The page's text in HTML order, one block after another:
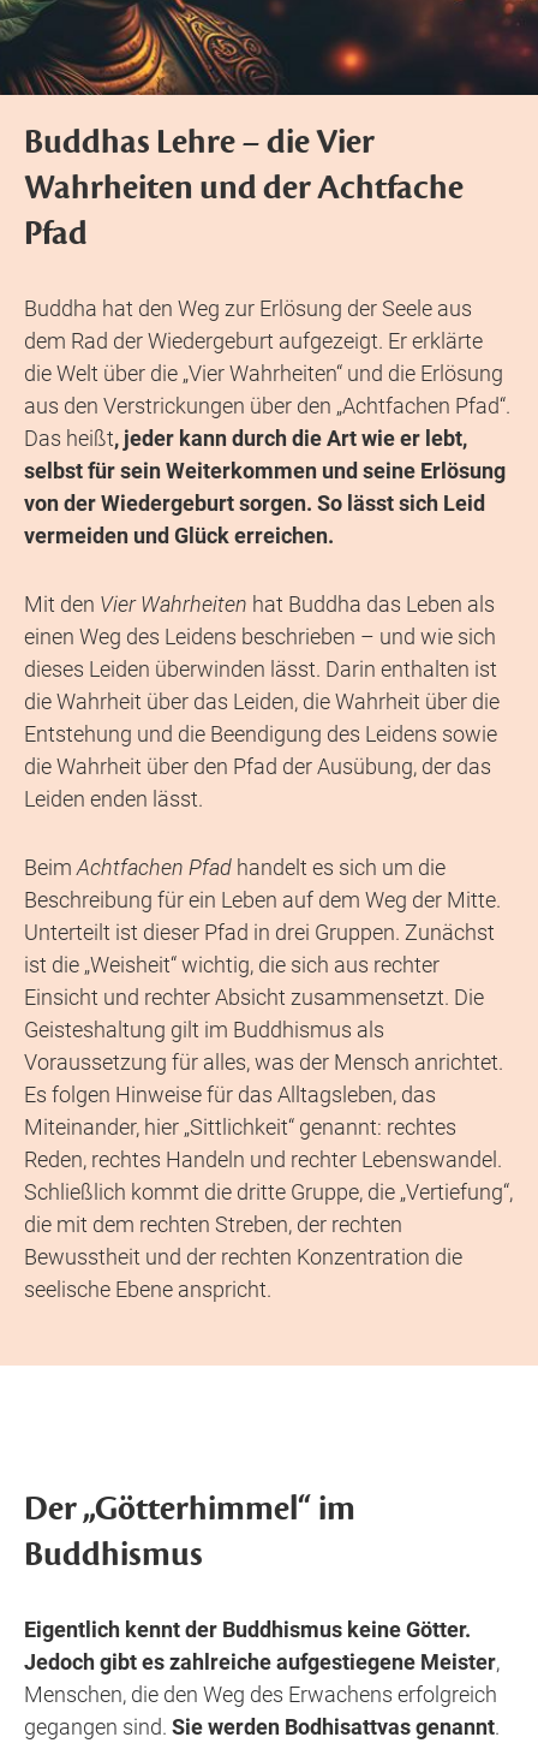
Buddhas Lehre – die Vier
Wahrheiten und der Achtfache
Pfad
Buddha hat den Weg zur Erlösung der Seele aus
dem Rad der Wiedergeburt aufgezeigt. Er erklärte
die Welt über die „Vier Wahrheiten“ und die Erlösung
aus den Verstrickungen über den „Achtfachen Pfad“.
Das heißt, jeder kann durch die Art wie er lebt,
selbst für sein Weiterkommen und seine Erlösung
von der Wiedergeburt sorgen. So lässt sich Leid
vermeiden und Glück erreichen.
Mit den Vier Wahrheiten hat Buddha das Leben als
einen Weg des Leidens beschrieben – und wie sich
dieses Leiden überwinden lässt. Darin enthalten ist
die Wahrheit über das Leiden, die Wahrheit über die
Entstehung und die Beendigung des Leidens sowie
die Wahrheit über den Pfad der Ausübung, der das
Leiden enden lässt.
Beim Achtfachen Pfad handelt es sich um die
Beschreibung für ein Leben auf dem Weg der Mitte.
Unterteilt ist dieser Pfad in drei Gruppen. Zunächst
ist die „Weisheit“ wichtig, die sich aus rechter
Einsicht und rechter Absicht zusammensetzt. Die
Geisteshaltung gilt im Buddhismus als
Voraussetzung für alles, was der Mensch anrichtet.
Es folgen Hinweise für das Alltagsleben, das
Miteinander, hier „Sittlichkeit“ genannt: rechtes
Reden, rechtes Handeln und rechter Lebenswandel.
Schließlich kommt die dritte Gruppe, die „Vertiefung“,
die mit dem rechten Streben, der rechten
Bewusstheit und der rechten Konzentration die
seelische Ebene anspricht.
Der „Götterhimmel“ im
Buddhismus
Eigentlich kennt der Buddhismus keine Götter.
Jedoch gibt es zahlreiche aufgestiegene Meister,
Menschen, die den Weg des Erwachens erfolgreich
gegangen sind. Sie werden Bodhisattvas genannt.